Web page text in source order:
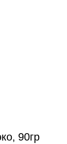
90гр